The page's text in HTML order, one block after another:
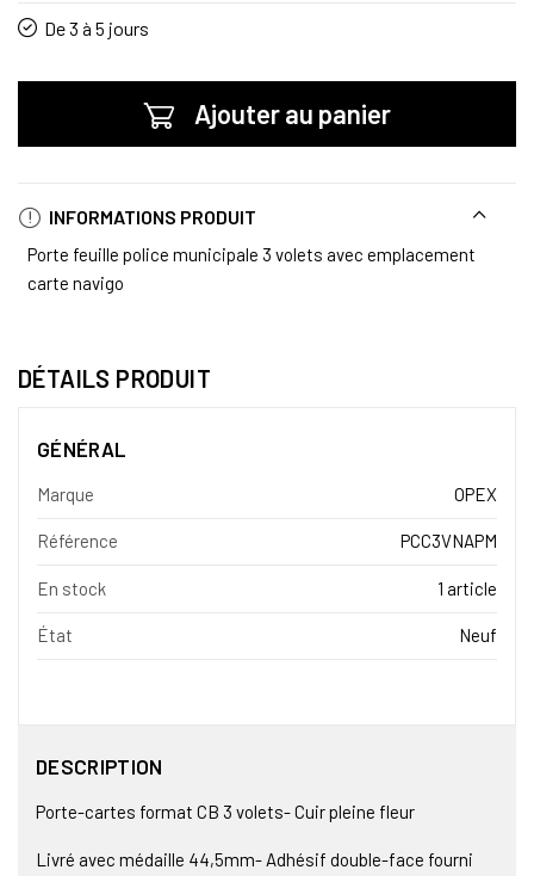
De 3 à 5 jours
Ajouter au panier
INFORMATIONS PRODUIT
Porte feuille police municipale 3 volets avec emplacement
carte navigo
DÉTAILS PRODUIT
GÉNÉRAL
Marque OPEX
Référence PCC3VNAPM
En stock 1 article
État Neuf
DESCRIPTION
Porte-cartes format CB 3 volets- Cuir pleine fleur
Livré avec médaille 44,5mm- Adhésif double-face fourni